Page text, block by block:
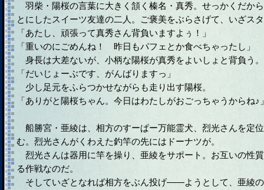
羽柴・陽桜の言葉に大きく頷く榛名・真秀。せっかくだか
とにしたスイーツ友達の二人。ご褒美をぶらさげて、いざス
「あたし、頑張って真秀さん背負いますよぅ！」
「重いのにごめんね！ 昨日もパフェとか食べちゃったし」
身長は大差ないが、小柄な陽桜が真秀をよいしょと背負う。
「だいじょーぶです、がんばりますっ」
少し足元をふらつかせながらも走り出す陽桜。
「ありがと陽桜ちゃん。今日はわたしがおごっちゃうからね♪
船勝宮・亜綾は、相方のすーぱー万能霊犬、烈光さんを定
む。烈光さんがくわえた釣竿の先にはドーナツが。
烈光さんは器用に竿を操り、亜綾をサポート。お互いの性
る作戦なのだ。
そしていざとなれば相方をぶん投げ――ようとして、亜綾の